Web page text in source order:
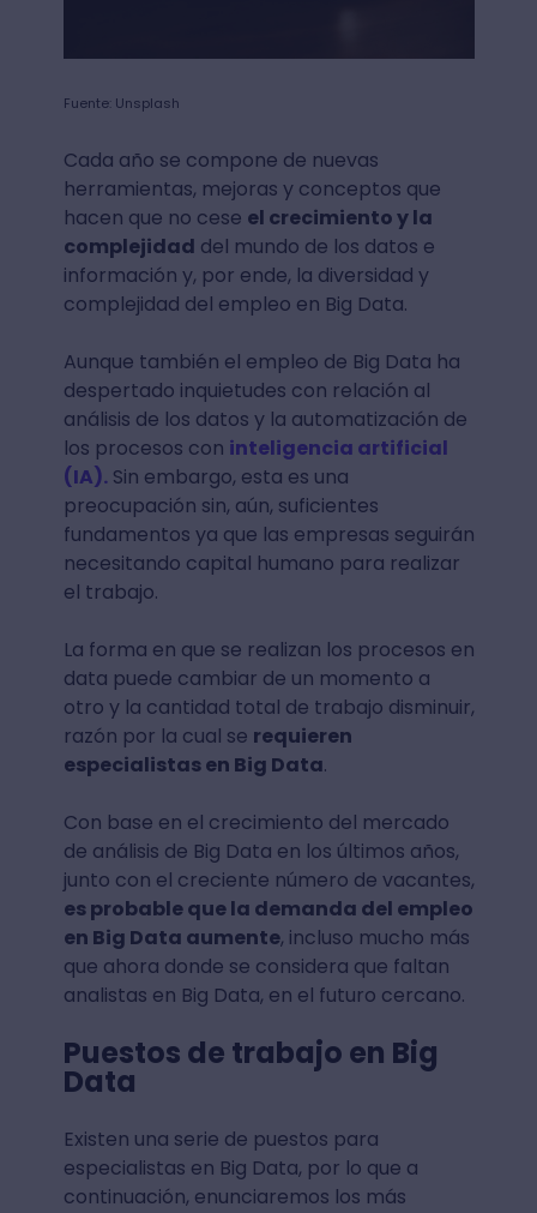
Fuente: Unsplash
Cada año se compone de nuevas
herramientas, mejoras y conceptos que
hacen que no cese el crecimiento y la
complejidad del mundo de los datos e
información y, por ende, la diversidad y
complejidad del empleo en Big Data.
Aunque también el empleo de Big Data ha
despertado inquietudes con relación al
análisis de los datos y la automatización de
los procesos con inteligencia artificial
(IA).Sin embargo, esta es una
preocupación sin, aún, suficientes
fundamentos ya que las empresas seguirán
necesitando capital humano para realizar
el trabajo.
La forma en que se realizan los procesos en
data puede cambiar de un momento a
otro y la cantidad total de trabajo disminuir,
razón por la cual se requieren
especialistas en Big Data.
Con base en el crecimiento del mercado
de análisis de Big Data en los últimos años,
junto con el creciente número de vacantes,
es probable que la demanda del empleo
en Big Data aumente, incluso mucho más
que ahora donde se considera que faltan
analistas en Big Data, en el futuro cercano.
Puestos de trabajo en Big
Data
Existen una serie de puestos para
especialistas en Big Data, por lo que a
continuación, enunciaremos los más